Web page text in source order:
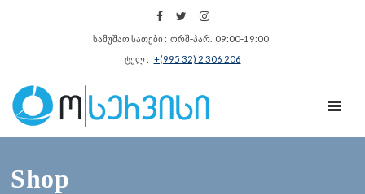
სამუშაო სათები : ორშ‑პარ. 09:00‑19:00
ტელ : +(995 32) 2 306 206
Shop